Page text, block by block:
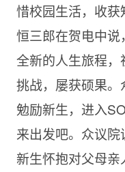
惜校园生活，收
恒三郎在贺电中
全新的人生旅程
挑战，屡获硕果
勉励新生，进入
来出发吧。众议
新生怀抱对父母